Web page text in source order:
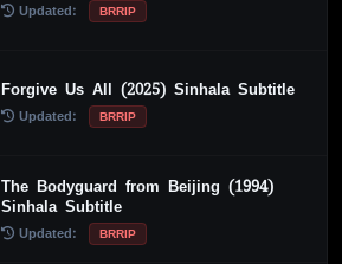
Updated: BRRIP
Forgive Us All (2025) Sinhala Subtitle
Updated: BRRIP
The Bodyguard from Beijing (1994)
Sinhala Subtitle
Updated: BRRIP